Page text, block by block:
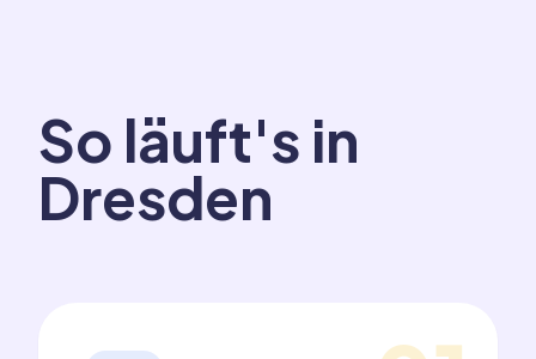
So läuft's in
Dresden